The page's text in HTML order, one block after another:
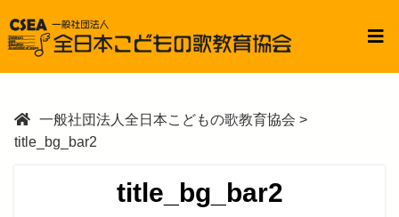
一般社団法人全日本こどもの歌教育協会 >
title_bg_bar2
title_bg_bar2